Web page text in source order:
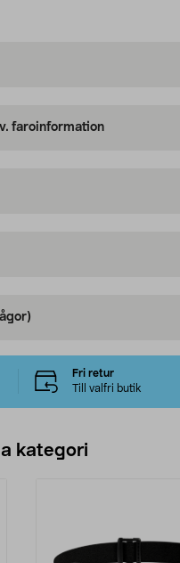
faroinformation
Fri retur
Till valfri butik
kategori